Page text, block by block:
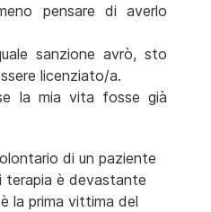
pensare di averlo
sanzione avrò, sto
licenziato/a.
la mia vita fosse già
di un paziente
terapia è devastante
la prima vittima del